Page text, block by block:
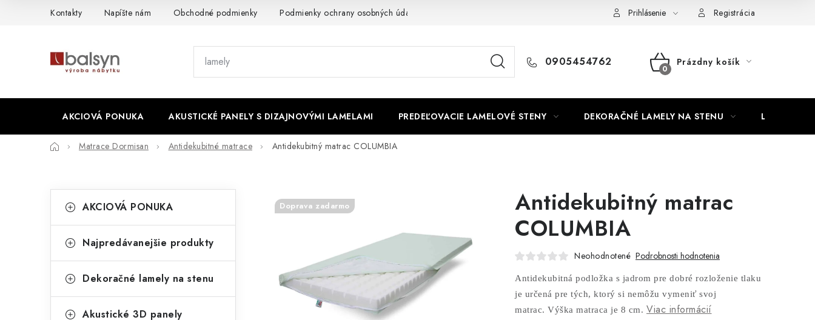
Kontakty Napíšte nám Obchodné podmienky Podmienky ochrany osobných údajov Nábytok na mieru Najpredávanejšie produkty
Prihlásenie Registrácia
0905454762
NÁKUPNÝ
Prázdny košík
AKCIOVÁ PONUKA AKUSTICKÉ PANELY S DIZAJNOVÝMI LAMELAMI PREDEĽOVACIE LAMELOVÉ STENY DEKORAČNÉ LAMELY NA STENU LAMELOVÉ
DomovMatrace Dormisan Antidekubitné matrace Antidekubitný matrac COLUMBIA
o
n
ý
kategórie
a
e
ó
AKCIOVÁ PONUKA
Najpredávanejšie produkty
Dekoračné lamely na stenu
Akustické 3D panely
Antidekubitný matrac
COLUMBIA
Neohodnotené Podrobnosti hodnotenia
Antidekubitná podložka s jadrom pre dobré rozloženie tlaku
je určená pre tých, ktorý si nemôžu vymeniť svoj
matrac. Výška matraca je 8 cm. Viac informácií
Doprava zadarmo